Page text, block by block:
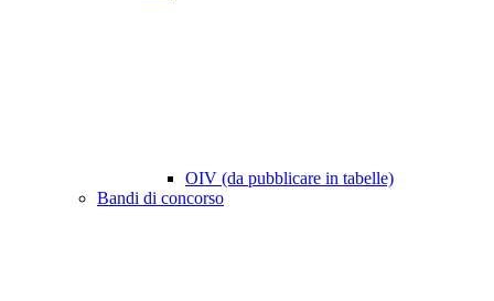
OIV (da pubblicare in tabelle)
Bandi di concorso